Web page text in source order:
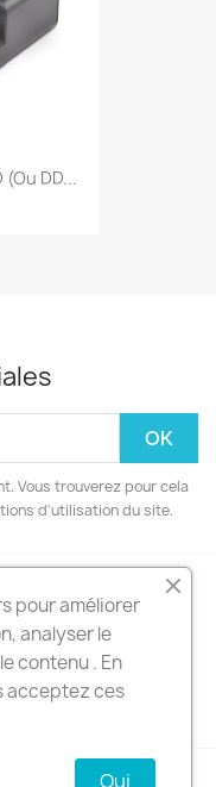
(ou DD...
Vous trouverez pour cela
d'utilisation du site.
pour améliorer
analyser le
contenu . En
acceptez ces
Oui